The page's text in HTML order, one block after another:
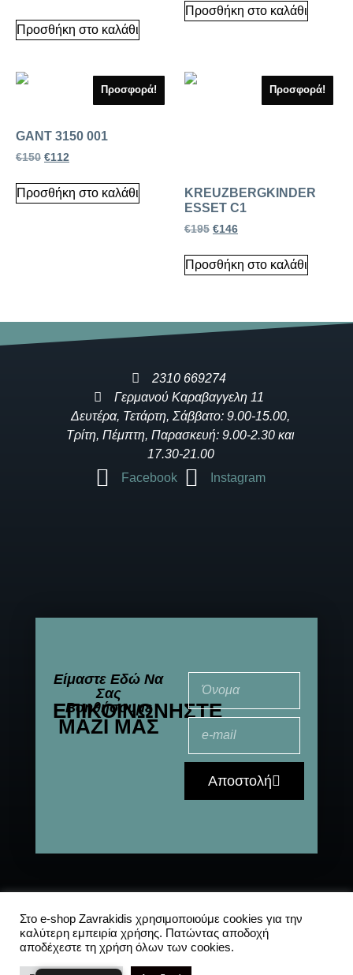
Προσθήκη στο καλάθι
Προσθήκη στο καλάθι
Προσφορά!
GANT 3150 001
€150 €112
Προσθήκη στο καλάθι
Προσφορά!
KREUZBERGKINDER
ESSET C1
€195 €146
Προσθήκη στο καλάθι
2310 669274
Γερμανού Καραβαγγελη 11
Δευτέρα, Τετάρτη, Σάββατο: 9.00-15.00,
Τρίτη, Πέμπτη, Παρασκευή: 9.00-2.30 και
17.30-21.00
Facebook
Instagram
Είμαστε Εδώ Να
Σας
Βοηθήσουμε
ΕΠΙΚΟΙΝΩΝΉΣΤΕ
ΜΑΖΊ ΜΑΣ
Αποστολή
© 2021-2025 All
Rights Reserved
Αποστολές|Συχνές
ερωτήσεις|Πολιτική
Απορρήτου
Στο e-shop Zavrakidis χρησιμοποιούμε cookies για την
καλύτερη εμπειρία χρήσης. Πατώντας αποδοχή
αποδέχεστε τη χρήση όλων των cookies.